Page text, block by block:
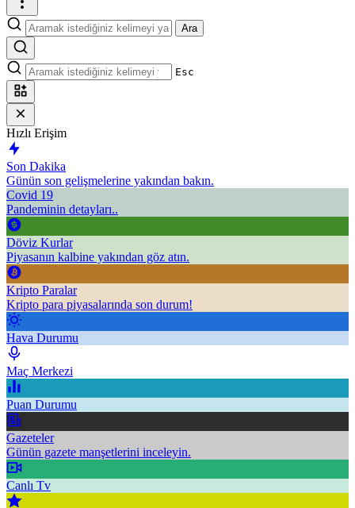
Ara
Esc
Hızlı Erişim
Son Dakika
Günün son gelişmelerine yakından bakın.
Covid 19
Pandeminin detayları..
Döviz Kurlar
Piyasanın kalbine yakından göz atın.
Kripto Paralar
Kripto para piyasalarında son durum!
Hava Durumu
Maç Merkezi
Puan Durumu
Gazeteler
Günün gazete manşetlerini inceleyin.
Canlı Tv